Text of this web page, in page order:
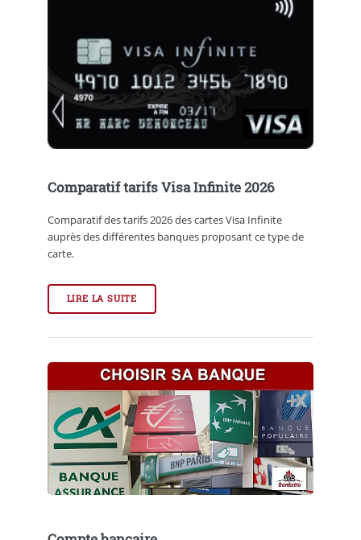
Comparatif tarifs Visa Infinite 2026
Comparatif des tarifs 2026 des cartes Visa Infinite
auprès des différentes banques proposant ce type de
carte.
LIRE LA SUITE